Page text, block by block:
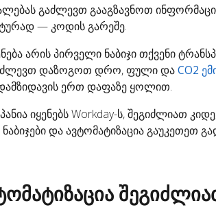
გაძლევთ გააგზავნოთ
— კოდის გარეშე.
არის პირველი ნაბიჯი თქვენი
დაზოგოთ დრო, ფული დაCO2
ერთ დაფაზე ყოლით.
იყენებს Workday-ს, შეგიძლიათ
და ავტომატიზაცია გაუკეთეთ